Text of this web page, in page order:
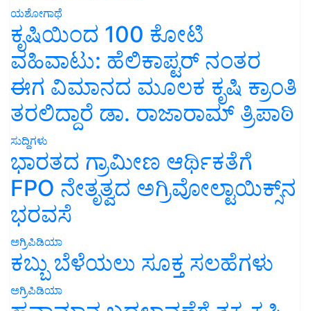
ಯಶೋಗಾಥೆ
ಕೃಷಿಯಿಂದ 100 ಕೋಟಿ
ವಹಿವಾಟು: ಹೆಲಿಕಾಪ್ಟರ್ ನಂತರ
ಈಗ ವಿಮಾನದ ಮೂಲಕ ಕೃಷಿ ಕ್ರಾಂತಿ
ತರಲಿದ್ದಾರೆ ಡಾ. ರಾಜಾರಾಮ್ ತ್ರಿಪಾಠಿ
ಸುದ್ದಿಗಳು
ಭಾರತದ ಗ್ರಾಮೀಣ ಆರ್ಥಿಕತೆಗೆ
FPO ನೇತೃತ್ವದ ಅಗ್ರಿವೋಲ್ಟಾಯಿಕ್ಸ್‌ನ
ಭರವಸೆ
ಅಗ್ರಿಪಿಡಿಯಾ
ಕಬ್ಬು ಬೆಳೆಯಲು ಸೂಕ್ತ ಸಲಹೆಗಳು
ಅಗ್ರಿಪಿಡಿಯಾ